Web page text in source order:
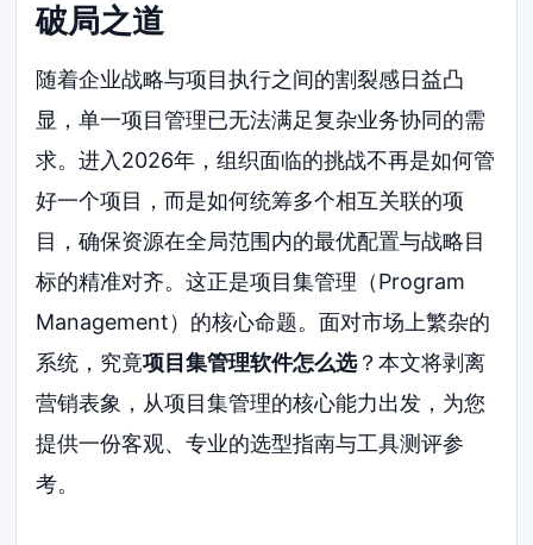
破局之道
随着企业战略与项目执行之间的割裂感日益凸
显，单一项目管理已无法满足复杂业务协同的需
求。进入2026年，组织面临的挑战不再是如何管
好一个项目，而是如何统筹多个相互关联的项
目，确保资源在全局范围内的最优配置与战略目
标的精准对齐。这正是项目集管理（Program
Management）的核心命题。面对市场上繁杂的
系统，究竟项目集管理软件怎么选？本文将剥离
营销表象，从项目集管理的核心能力出发，为您
提供一份客观、专业的选型指南与工具测评参
考。